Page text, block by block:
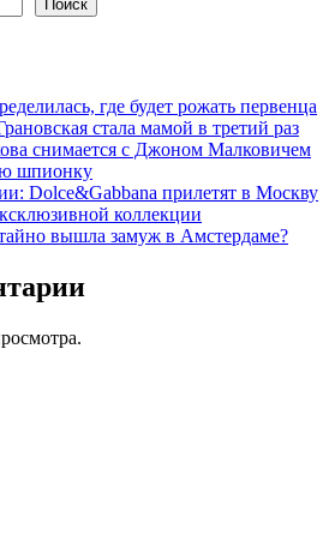
Поиск
где будет рожать первенца
стала мамой в третий раз
снимается с Джоном Малковичем
шпионку
Dolce&Gabbana прилетят в Москву
коллекции
вышла замуж в Амстердаме?